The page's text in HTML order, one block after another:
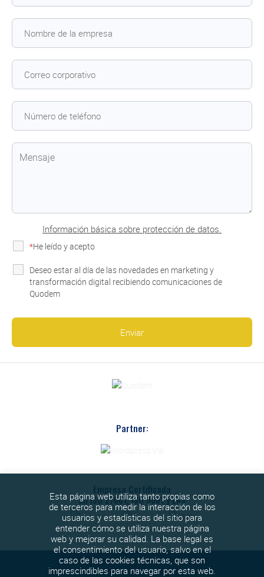
Información básica sobre protección de datos.
He leído y acepto
*
Deseo estar al día de las novedades en marketing y
transformación digital recibiendo comunicaciones de
Quodem
Partner:
Empresa Certificada
en ISO 27001, ISO 9001 y ENS
Esta página web utiliza tanto propias como
de terceros para medir la interacción de los
usuarios y estadísticas del sitio para
entender cómo se utiliza nuestra página
web y mejorar su calidad. La base legal es
el consentimiento del usuario, salvo en el
caso de las cookies técnicas, que son
imprescindibles para navegar por esta web.